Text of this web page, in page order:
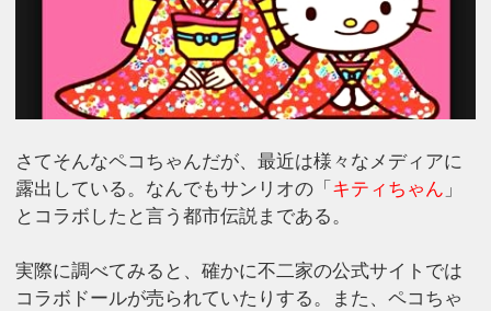
さてそんなペコちゃんだが、最近は様々なメディアに
露出している。なんでもサンリオの「 キティちゃん 」
とコラボしたと言う都市伝説まである。
実際に調べてみると、確かに不二家の公式サイトでは
コラボドールが売られていたりする。また、ペコちゃ